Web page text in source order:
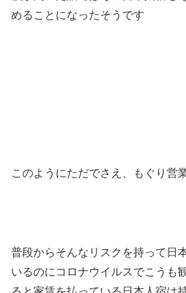
めることになったそうです
このようにただでさえ、もぐり営
普段からそんなリスクを持って日
いるのにコロナウイルスでこうも